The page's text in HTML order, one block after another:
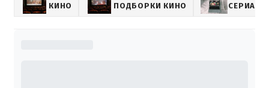
КИНО ПОДБОРКИ КИНО СЕРИАЛЫ